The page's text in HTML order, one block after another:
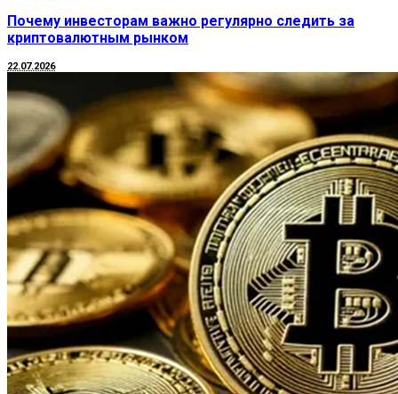
Почему инвесторам важно регулярно следить за
криптовалютным рынком
22.07.2026